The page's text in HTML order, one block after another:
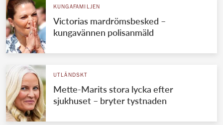
KUNGAFAMILJEN
Victorias mardrömsbesked –
kungavännen polisanmäld
UTLÄNDSKT
Mette-Marits stora lycka efter
sjukhuset – bryter tystnaden